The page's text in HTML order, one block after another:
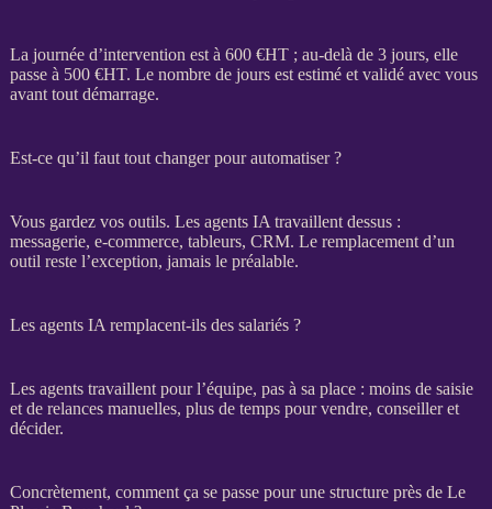
La journée d’intervention est à 600 €HT; au-delà de 3 jours, elle
passe à 500 €HT. Le nombre de jours est estimé et validé avec vous
avant tout démarrage.
Est-ce qu’il faut tout changer pour automatiser ?
Vous gardez vos outils. Les agents IA travaillent dessus :
messagerie, e-commerce, tableurs, CRM. Le remplacement d’un
outil reste l’exception, jamais le préalable.
Les agents IA remplacent-ils des salariés ?
Les agentstravaillent pour l’équipe, pas à sa place : moins de saisie
et de relancesmanuelles, plus de temps pour vendre, conseiller et
décider.
Concrètement, comment ça se passe pour une structure près de Le